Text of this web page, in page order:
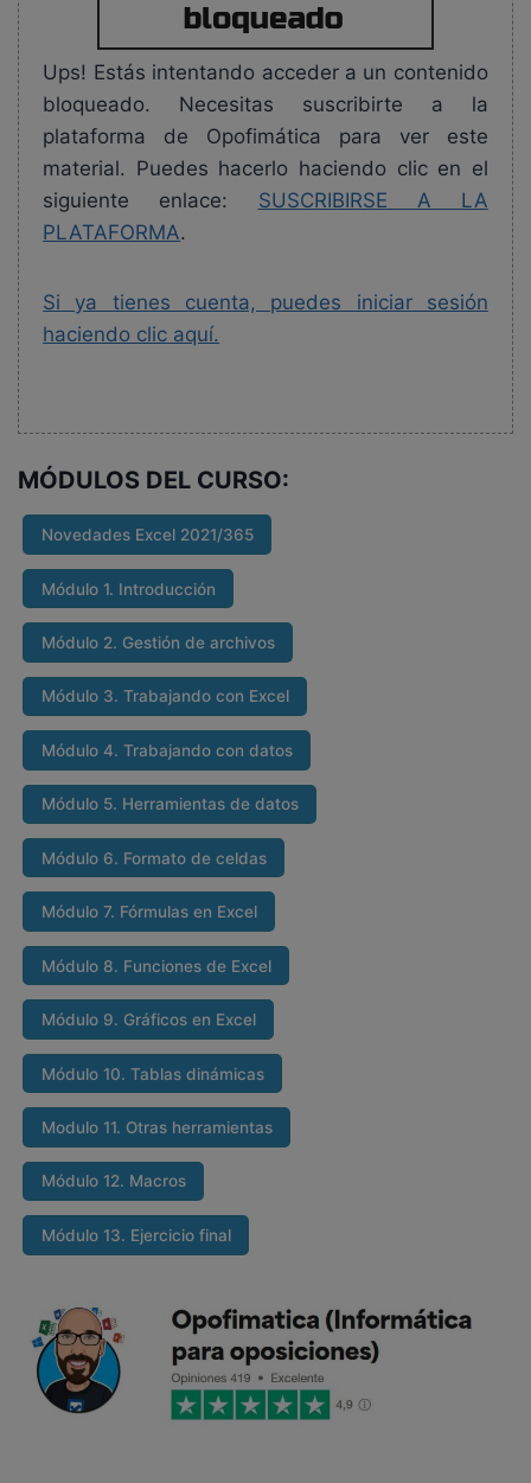
Ups! Estás intentando acceder a un contenido
bloqueado. Necesitas suscribirte a la
plataforma de Opofimática para ver este
material. Puedes hacerlo haciendo clic en el
siguiente enlace: SUSCRIBIRSE A LA
PLATAFORMA.
Si ya tienes cuenta, puedes iniciar sesión
haciendo clic aquí.
MÓDULOS DEL CURSO:
Novedades Excel 2021/365
Módulo 1. Introducción
Módulo 2. Gestión de archivos
Módulo 3. Trabajando con Excel
Módulo 4. Trabajando con datos
Módulo 5. Herramientas de datos
Módulo 6. Formato de celdas
Módulo 7. Fórmulas en Excel
Módulo 8. Funciones de Excel
Módulo 9. Gráficos en Excel
Módulo 10. Tablas dinámicas
Modulo 11. Otras herramientas
Módulo 12. Macros
Módulo 13. Ejercicio final